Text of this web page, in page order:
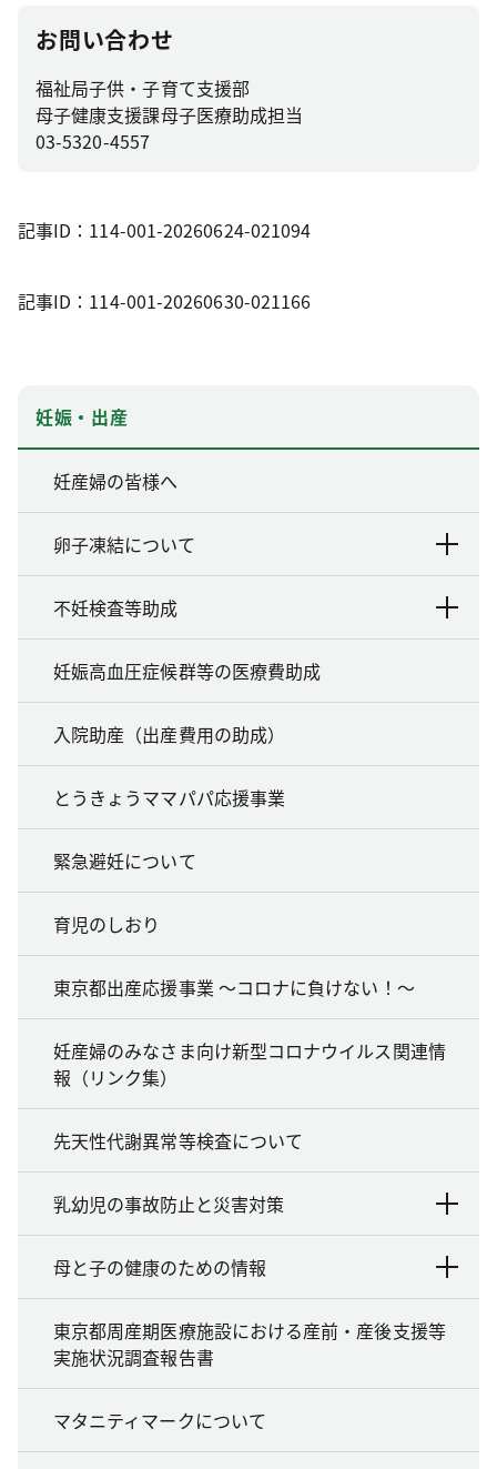
お問い合わせ
福祉局子供・子育て支援部
母子健康支援課母子医療助成担当
03-5320-4557
記事ID：114-001-20260624-021094
記事ID：114-001-20260630-021166
妊娠・出産
妊産婦の皆様へ
卵子凍結について
不妊検査等助成
妊娠高血圧症候群等の医療費助成
入院助産（出産費用の助成）
とうきょうママパパ応援事業
緊急避妊について
育児のしおり
東京都出産応援事業 ～コロナに負けない！～
妊産婦のみなさま向け新型コロナウイルス関連情
報（リンク集）
先天性代謝異常等検査について
乳幼児の事故防止と災害対策
母と子の健康のための情報
東京都周産期医療施設における産前・産後支援等
実施状況調査報告書
マタニティマークについて